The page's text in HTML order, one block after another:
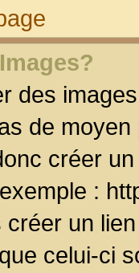
des
de
créer
:
un
celui-ci